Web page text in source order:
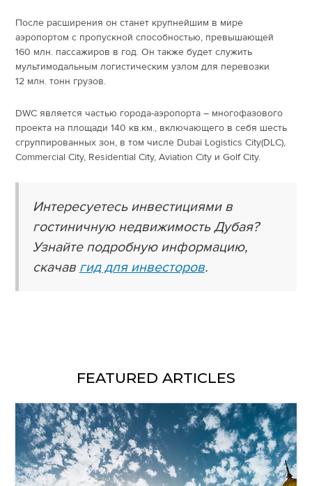
После расширения он станет крупнейшим в мире
аэропортом с пропускной способностью, превышающей
160 млн. пассажиров в год. Он также будет служить
мультимодальным логистическим узлом для перевозки
12 млн. тонн грузов.
DWC является частью города-аэропорта – многофазового
проекта на площади 140 кв.км., включающего в себя шесть
сгруппированных зон, в том числе Dubai Logistics City(DLC),
Commercial City, Residential City, Aviation City и Golf City.
Интересуетесь инвестициями в
гостиничную недвижимость Дубая?
Узнайте подробную информацию,
скачав гид для инвесторов.
FEATURED ARTICLES